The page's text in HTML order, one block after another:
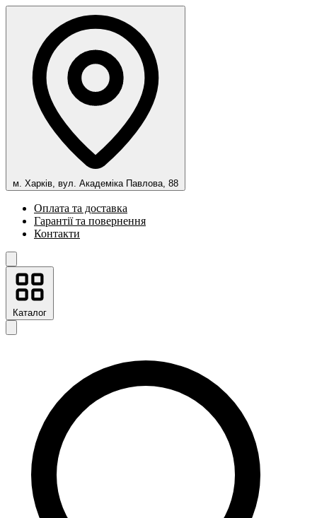
м. Харків, вул. Академіка Павлова, 88
Оплата та доставка
Гарантії та повернення
Контакти
Каталог